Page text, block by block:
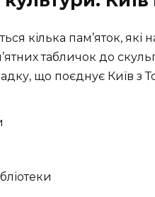
кілька пам’яток,
табличок до
що поєднує Київ з